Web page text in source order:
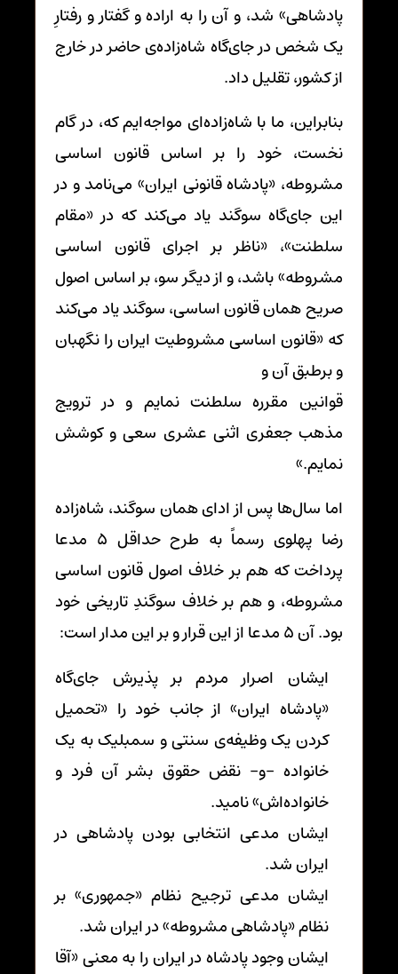
پادشاهی» شد، و آن را به اراده و گفتار و رفتارِ
یک شخص در جای‌گاه شاه‌زاده‌ی حاضر در خارج
از کشور، تقلیل داد.
بنابراین، ما با شاه‌زاده‌ای مواجه‌ایم که، در گام
نخست، خود را بر اساس قانون اساسی
مشروطه، «پادشاه قانونی ایران» می‌نامد و در
این جای‌گاه سوگند یاد می‌کند که در «مقام
سلطنت»، «ناظر بر اجرای قانون اساسی
مشروطه» باشد، و از دیگر سو، بر اساس اصول
صریح همان قانون اساسی، سوگند یاد می‌کند
که «قانون اساسی مشروطیت ایران را نگهبان
و برطبق آن و
قوانین مقرره سلطنت نمایم و در ترویج
مذهب جعفری اثنی عشری سعی و کوشش
نمایم.»
اما سال‌ها پس از ادای همان سوگند، شاه‌زاده
رضا پهلوی رسماً به طرح حداقل 5 مدعا
پرداخت که هم بر خلاف اصول قانون اساسی
مشروطه، و هم بر خلاف سوگندِ تاریخی خود
بود. آن 5 مدعا از این قرار و بر این مدار است:
ایشان اصرار مردم بر پذیرش جای‌گاه
«پادشاه ایران» از جانب خود را «تحمیل
کردن یک وظیفه‌ی سنتی و سمبلیک به یک
خانواده –و- نقض حقوق بشر آن فرد و
خانواده‌اش» نامید.
ایشان مدعی انتخابی بودن پادشاهی در
ایران شد.
ایشان مدعی ترجیح نظام «جمهوری» بر
نظام «پادشاهی مشروطه» در ایران شد.
ایشان وجود پادشاه در ایران را به معنی «آقا